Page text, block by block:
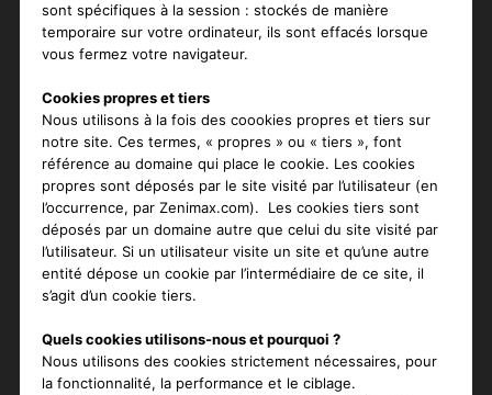
sont spécifiques à la session : stockés de manière
temporaire sur votre ordinateur, ils sont effacés lorsque
vous fermez votre navigateur.
Cookies propres et tiers
Nous utilisons à la fois des coookies propres et tiers sur
notre site. Ces termes, « propres » ou « tiers », font
référence au domaine qui place le cookie. Les cookies
propres sont déposés par le site visité par l’utilisateur (en
l’occurrence, par Zenimax.com). Les cookies tiers sont
déposés par un domaine autre que celui du site visité par
l’utilisateur. Si un utilisateur visite un site et qu’une autre
entité dépose un cookie par l’intermédiaire de ce site, il
s’agit d’un cookie tiers.
Quels cookies utilisons-nous et pourquoi ?
Nous utilisons des cookies strictement nécessaires, pour
la fonctionnalité, la performance et le ciblage.